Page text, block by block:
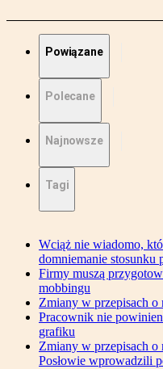
Powiązane
Polecane
Najnowsze
Tagi
Wciąż nie wiadomo,
domniemanie stosunku
Firmy muszą
mobbingu
Zmiany w przepisach o
Pracownik nie
grafiku
Zmiany w przepisach o
Posłowie wprowadzili